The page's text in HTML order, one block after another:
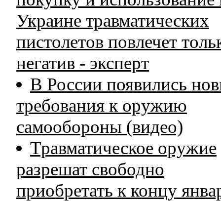
Украине травматических
пистолетов повлечет
негатив - эксперт
В России появились
требования к оружию
самообороны (видео)
Травматическое оружие
разрешат свободно
приобретать к концу